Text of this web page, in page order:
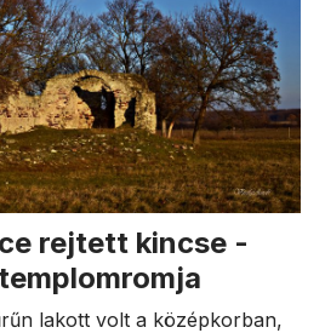
rejtett kincse -
lakott volt a középkorban,